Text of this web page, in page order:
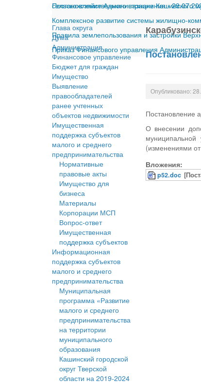
сельскохозяйственного назначения-
Постановление Администрации Кашинского
Комплексное развитие системы жилищно-
Правила землепользования и застройки
Приказ Финансового управления
Глава округа
Дума
Администрация
Финансовое управление
Бюджет для граждан
Имущество
Выявление
правообладателей
ранее учтенных
объектов недвижимости
Имущественная
поддержка субъектов
малого и среднего
предпринимательства
Нормативные
правовые акты
Имущество для
бизнеса
Материалы
Корпорации МСП
Вопрос-ответ
Имущественная
поддержка субъектов
Информационная
поддержка субъектов
малого и среднего
предпринимательства
Муниципальная
программа «Развитие
малого и среднего
предпринимательства
на территории
муниципального
образования
Кашинский городской
округ Тверской
области на 2019-2024
Опубликовано:
Постановление
О внесении
муниципальной
(изменениями
Вложения:
p52.doc